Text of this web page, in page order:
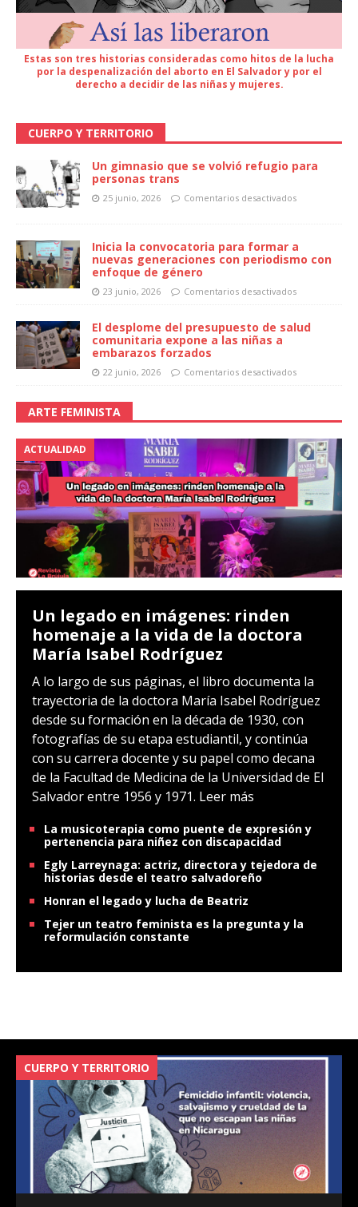
Estas son tres historias consideradas como hitos de la lucha
por la despenalización del aborto en El Salvador y por el
derecho a decidir de las niñas y mujeres.
CUERPO Y TERRITORIO
Un gimnasio que se volvió refugio para
personas trans
25 junio, 2026 Comentarios desactivados
Inicia la convocatoria para formar a
nuevas generaciones con periodismo con
enfoque de género
23 junio, 2026 Comentarios desactivados
El desplome del presupuesto de salud
comunitaria expone a las niñas a
embarazos forzados
22 junio, 2026 Comentarios desactivados
ARTE FEMINISTA
ACTUALIDAD
Un legado en imágenes: rinden
homenaje a la vida de la doctora
María Isabel Rodríguez
A lo largo de sus páginas, el libro documenta la
trayectoria de la doctora María Isabel Rodríguez
desde su formación en la década de 1930, con
fotografías de su etapa estudiantil, y continúa
con su carrera docente y su papel como decana
de la Facultad de Medicina de la Universidad de El
Salvador entre 1956 y 1971. Leer más
La musicoterapia como puente de expresión y
pertenencia para niñez con discapacidad
Egly Larreynaga: actriz, directora y tejedora de
historias desde el teatro salvadoreño
Honran el legado y lucha de Beatriz
Tejer un teatro feminista es la pregunta y la
reformulación constante
CUERPO Y TERRITORIO